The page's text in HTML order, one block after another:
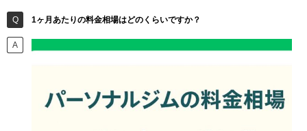
1ヶ月あたりの料金相場はどのくらいですか？